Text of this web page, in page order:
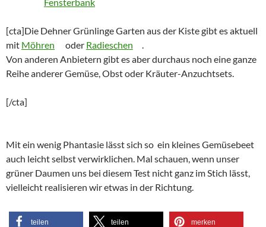
[cta]Die Dehner Grünlinge Garten aus der Kiste gibt es aktuell
mit Möhren oder Radieschen
.
Von anderen Anbietern gibt es aber durchaus noch eine ganze
Reihe anderer Gemüse, Obst oder Kräuter-Anzuchtsets.
[/cta]
Mit ein wenig Phantasie lässt sich so ein kleines Gemüsebeet
auch leicht selbst verwirklichen. Mal schauen, wenn unser
grüner Daumen uns bei diesem Test nicht ganz im Stich lässt,
vielleicht realisieren wir etwas in der Richtung.
teilen teilen merken